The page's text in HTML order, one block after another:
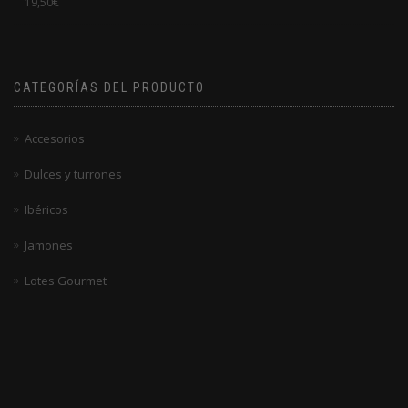
en
CATEGORÍAS DEL PRODUCTO
Accesorios
Dulces y turrones
Ibéricos
Jamones
Lotes Gourmet